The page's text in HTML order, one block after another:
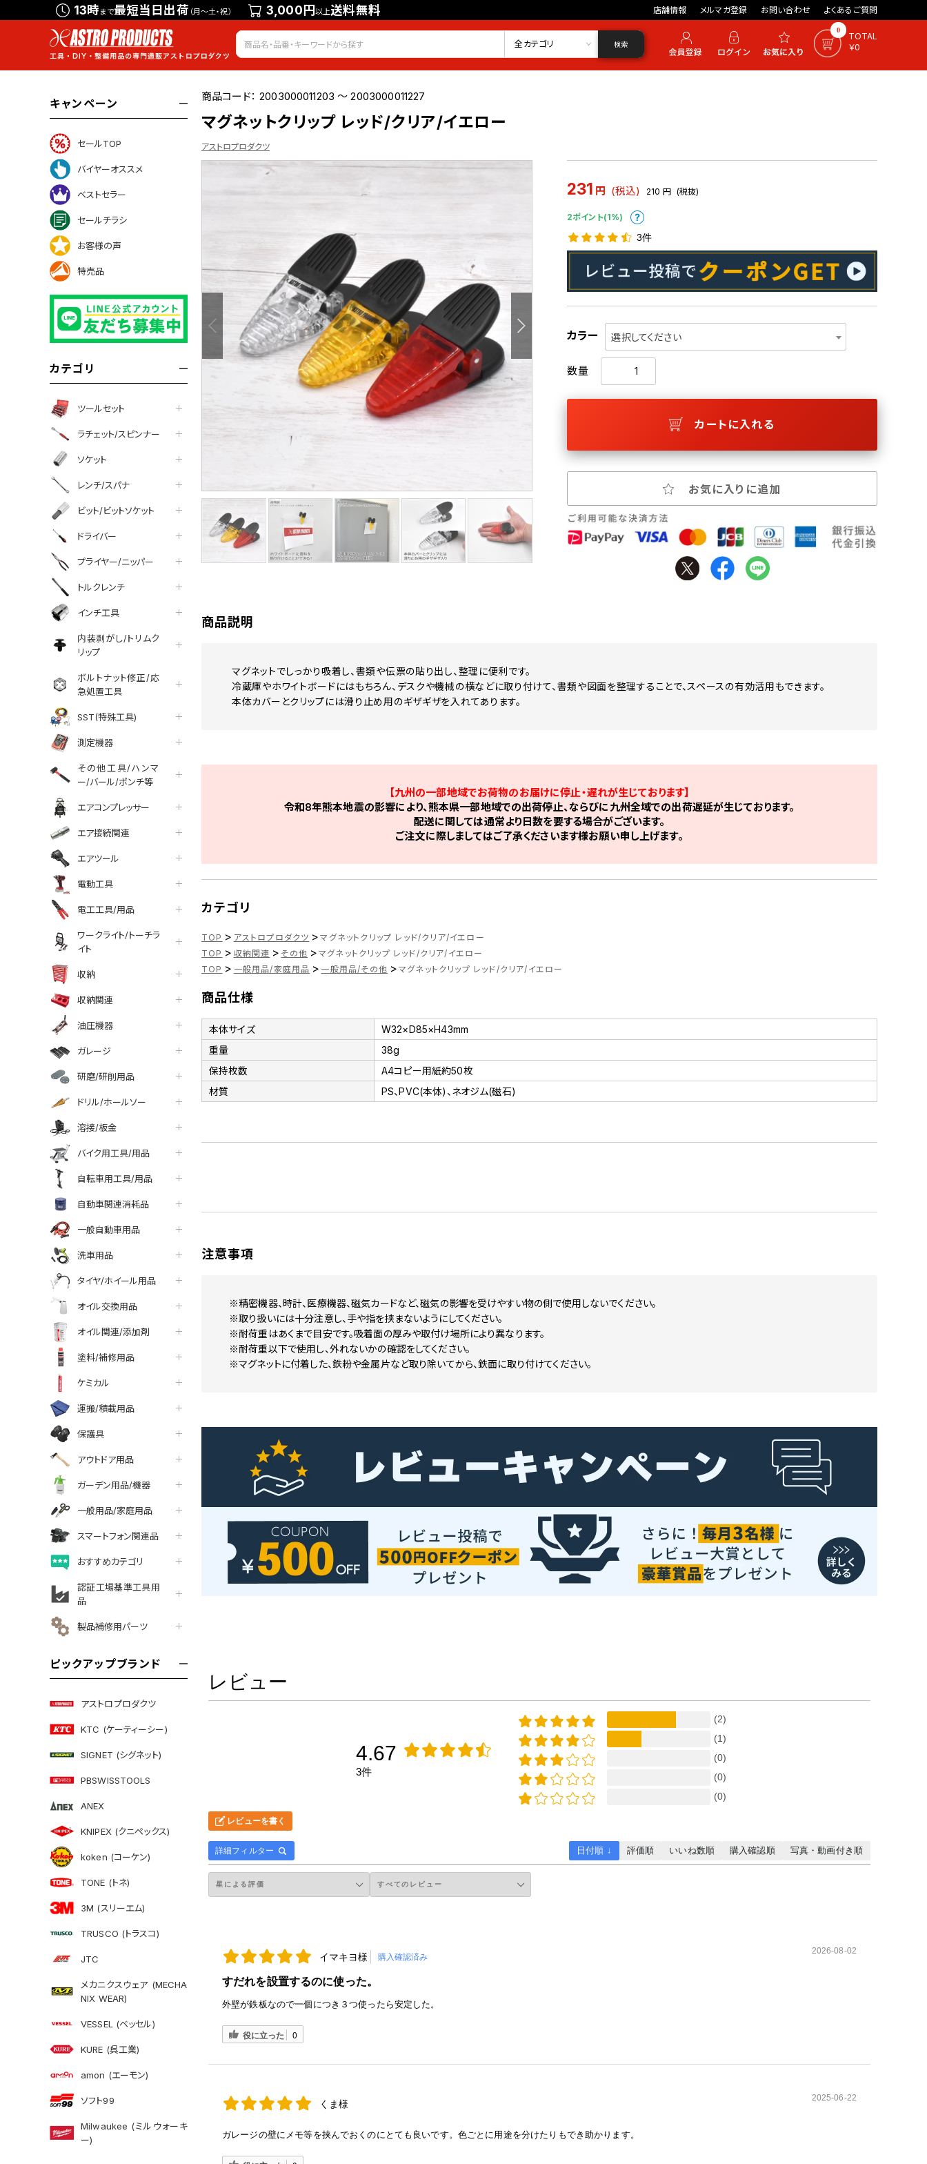
13時まで最短当日出荷 （月～土・祝） 3,000円以上送料無料 店舗情報 メルマガ登録 お問い合わせ よくあるご質問
会員登録 ログイン お気に入り 0
TOTAL
￥0
全カテゴリ 検索
キャンペーン
セールTOP
バイヤーオススメ
ベストセラー
セールチラシ
お客様の声
特売品
カテゴリ
ツールセット
ラチェット/スピンナー
ソケット
レンチ/スパナ
ビット/ビットソケット
ドライバー
プライヤー/ニッパー
トルクレンチ
インチ工具
内装剥がし/トリムク
リップ
ボルトナット修正/応
急処置工具
SST(特殊工具)
測定機器
その他工具/ハンマ
ー/バール/ポンチ等
エアコンプレッサー
エア接続関連
エアツール
電動工具
電工工具/用品
ワークライト/トーチラ
イト
収納
収納関連
油圧機器
ガレージ
研磨/研削用品
ドリル/ホールソー
溶接/板金
バイク用工具/用品
自転車用工具/用品
自動車関連消耗品
一般自動車用品
洗車用品
タイヤ/ホイール用品
オイル交換用品
オイル関連/添加剤
塗料/補修用品
ケミカル
運搬/積載用品
保護具
アウトドア用品
ガーデン用品/機器
一般用品/家庭用品
スマートフォン関連品
おすすめカテゴリ
認証工場基準工具用
品
製品補修用パーツ
ピックアップブランド
アストロプロダクツ
KTC (ケーティーシー)
SIGNET (シグネット)
PBSWISSTOOLS
ANEX
KNIPEX (クニペックス)
koken (コーケン)
TONE (トネ)
3M (スリーエム)
TRUSCO (トラスコ)
JTC
メカニクスウェア (MECHA
NIX WEAR)
VESSEL (ベッセル)
KURE (呉工業)
amon (エーモン)
ソフト99
Milwaukee (ミルウォーキ
ー)
商品コード：2003000011203 ～ 2003000011227
マグネットクリップ レッド/クリア/イエロー
アストロプロダクツ
231 円 (税込) 210 円 (税抜)
2ポイント(1%)
3件
カラー 選択してください
数量
カートに入れる
お気に入りに追加
facebook
line
商品説明
マグネットでしっかり吸着し、書類や伝票の貼り出し、整理に便利です。
冷蔵庫やホワイトボードにはもちろん、デスクや機械の横などに取り付けて、書類や図面を整理することで、スペースの有効活用もできます。
本体カバーとクリップには滑り止め用のギザギザを入れてあります。
【九州の一部地域でお荷物のお届けに停止・遅れが生じております】
令和8年熊本地震の影響により、熊本県一部地域での出荷停止、ならびに九州全域での出荷遅延が生じております。
配送に関しては通常より日数を要する場合がございます。
ご注文に際しましてはご了承くださいます様お願い申し上げます。
カテゴリ
TOP > アストロプロダクツ > マグネットクリップ レッド/クリア/イエロー
TOP > 収納関連 > その他 > マグネットクリップ レッド/クリア/イエロー
TOP > 一般用品/家庭用品 > 一般用品/その他 > マグネットクリップ レッド/クリア/イエロー
商品仕様
本体サイズ
W32×D85×H43mm
重量
38g
保持枚数
A4コピー用紙約50枚
材質
PS、PVC(本体)、ネオジム(磁石)
注意事項
※精密機器、時計、医療機器、磁気カードなど、磁気の影響を受けやすい物の側で使用しないでください。
※取り扱いには十分注意し、手や指を挟まないようにしてください。
※耐荷重はあくまで目安です。吸着面の厚みや取付け場所により異なります。
※耐荷重以下で使用し、外れないかの確認をしてください。
※マグネットに付着した、鉄粉や金属片など取り除いてから、鉄面に取り付けてください。
レビュー
4.67
3件
(2)
(1)
(0)
(0)
(0)
レビューを書く
詳細フィルター 日付順 ↓ 評価順 いいね数順 購入確認順 写真・動画付き順
イマキヨ様 購入確認済み
2026-08-02
すだれを設置するのに使った。
外壁が鉄板なので一個につき３つ使ったら安定した。
役に立った 0
くま様
2025-06-22
ガレージの壁にメモ等を挟んでおくのにとても良いです。色ごとに用途を分けたりもでき助かります。